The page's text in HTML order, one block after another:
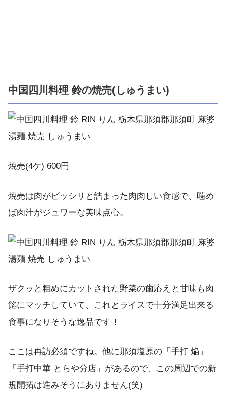
中国四川料理 鈴の焼売(しゅうまい)
焼売(4ケ) 600円
焼売は肉がビッシリと詰まった肉肉しい食感で、噛め
ば肉汁がジュワーな美味点心。
ザクッと粗めにカットされた野菜の歯応えと甘味も肉
餡にマッチしていて、これとライスで十分満足出来る
食事になりそうな逸品です！
ここは再訪必須ですね。他に那須塩原の「手打 焔」
「手打中華 とらや分店」があるので、この周辺での新
規開拓は進みそうにありません(笑)